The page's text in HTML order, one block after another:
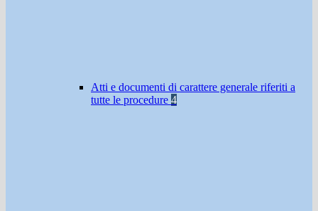
Atti e documenti di carattere generale riferiti a
tutte le procedure 4